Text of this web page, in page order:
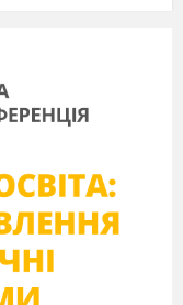
видимих
місці.
інструкцію
не заважали